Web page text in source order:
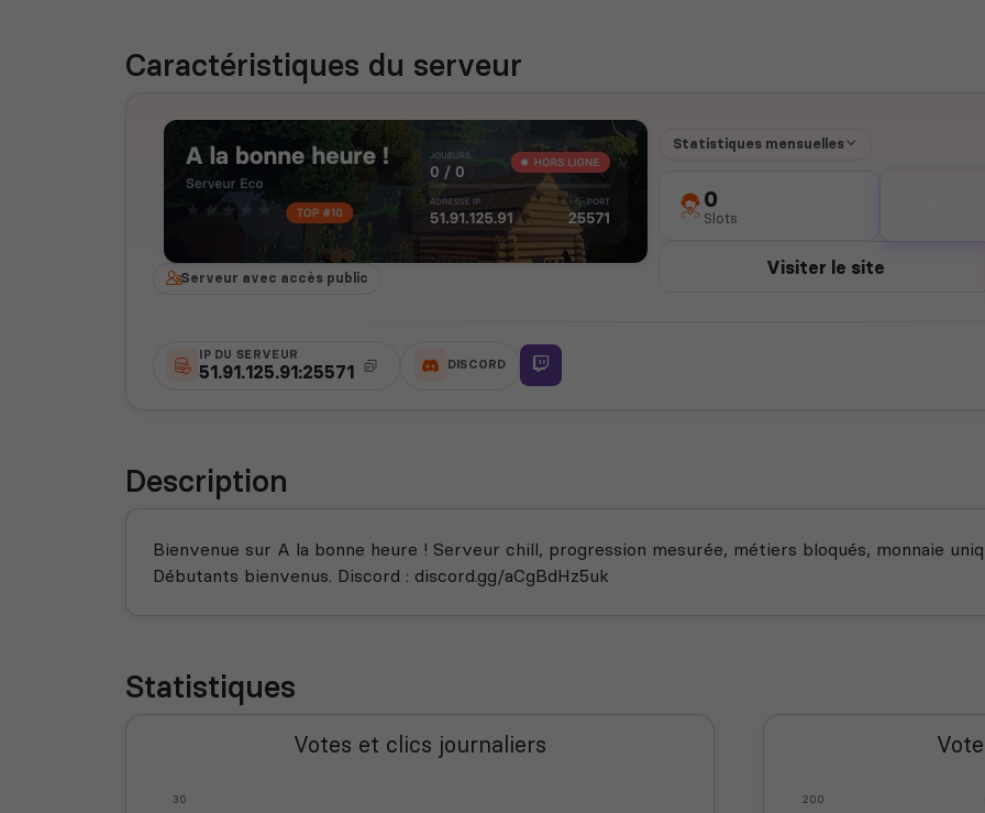
Caractéristiques du serveur
Serveur avec accès public
Statistiques mensuelles
0
Slots
Visiter le site
IP DU SERVEUR
51.91.125.91:25571 DISCORD
Description
Bienvenue sur A la bonne heure ! Serveur chill, progression mesurée, métiers bloqués, monnaie
Débutants bienvenus. Discord : discord.gg/aCgBdHz5uk
Statistiques
Votes et clics journaliers
30 200